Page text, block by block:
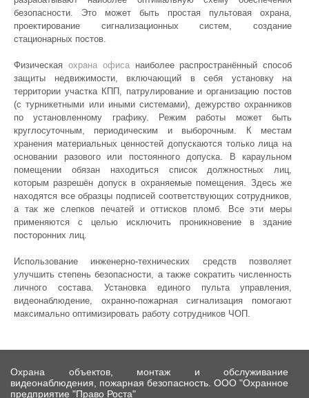
безопасности. Это может быть простая пультовая охрана,
проектирование сигнализационных систем, создание
стационарных постов.
Физическая охрана офисанаиболее распространённый способ
защиты недвижимости, включающий в себя установку на
территории участка КПП, патрулирование и организацию постов
(с турникетными или иными системами), дежурство охранников
по установленному графику. Режим работы может быть
круглосуточным, периодическим и выборочным. К местам
хранения материальных ценностей допускаются только лица на
основании разового или постоянного допуска. В караульном
помещении обязан находиться список должностных лиц,
которым разрешён допуск в охраняемые помещения. Здесь же
находятся все образцы подписей соответствующих сотрудников,
а так же слепков печатей и оттисков пломб. Все эти меры
применяются с целью исключить проникновение в здание
посторонних лиц.
Использование инженерно-технических средств позволяет
улучшить степень безопасности, а также сократить численность
личного состава. Установка единого пульта управления,
видеонаблюдение, охранно-пожарная сигнализация помогают
максимально оптимизировать работу сотрудников ЧОП.
Охрана объектов, монтаж и обслуживание
видеонаблюдения, пожарная безопасность. ООО "Охранное
предприятие "Право Роста"